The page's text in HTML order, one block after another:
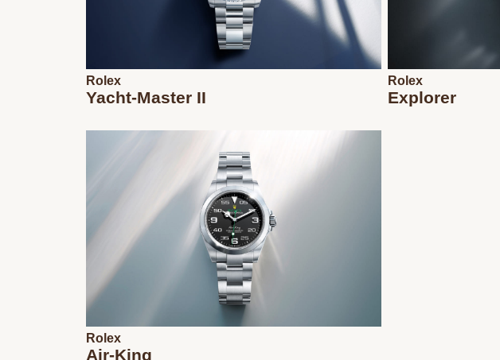
Rolex
Yacht-Master II
Rolex
Explorer
Rolex
Air-King